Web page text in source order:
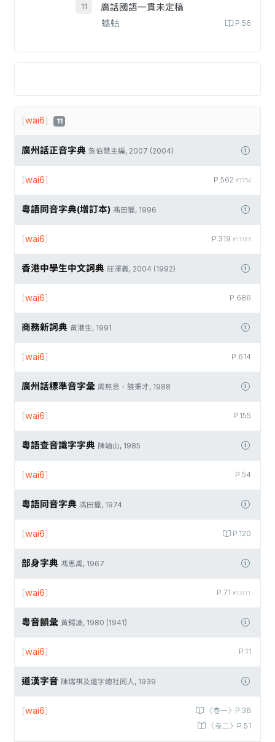
廣話國語一貫未定稿
蟪蛄
P.56
[wai6] 11
廣州話正音字典 詹伯慧主編, 2007 (2004)
P.562 #7754
[wai6]
粵語同音字典(增訂本) 馮田獵, 1996
P.319 #11106
[wai6]
香港中學生中文詞典 莊澤義, 2004 (1992)
P.686
[wai6]
商務新詞典 黃港生, 1991
P.614
[wai6]
廣州話標準音字彙 周無忌、饒秉才, 1988
P.155
[wai6]
粵語查音識字字典 陳岫山, 1985
P.54
[wai6]
粵語同音字典 馮田獵, 1974
P.120
[wai6]
部身字典 馮思禹, 1967
P.71 #12411
[wai6]
粵音韻彙 黃錫凌, 1980 (1941)
P.11
[wai6]
道漢字音 陳瑞祺及道字總社同人, 1939
〈卷一〉P.36
〈卷二〉P.51
[wai6]